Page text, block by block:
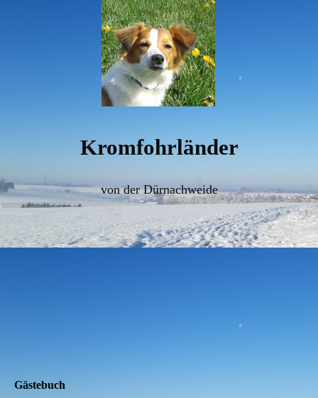
Kromfohrländer
von der Dürnachweide
Gästebuch